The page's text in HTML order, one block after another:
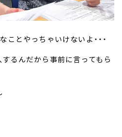
ことやっちゃいけないよ・・・
るんだから事前に言ってもら